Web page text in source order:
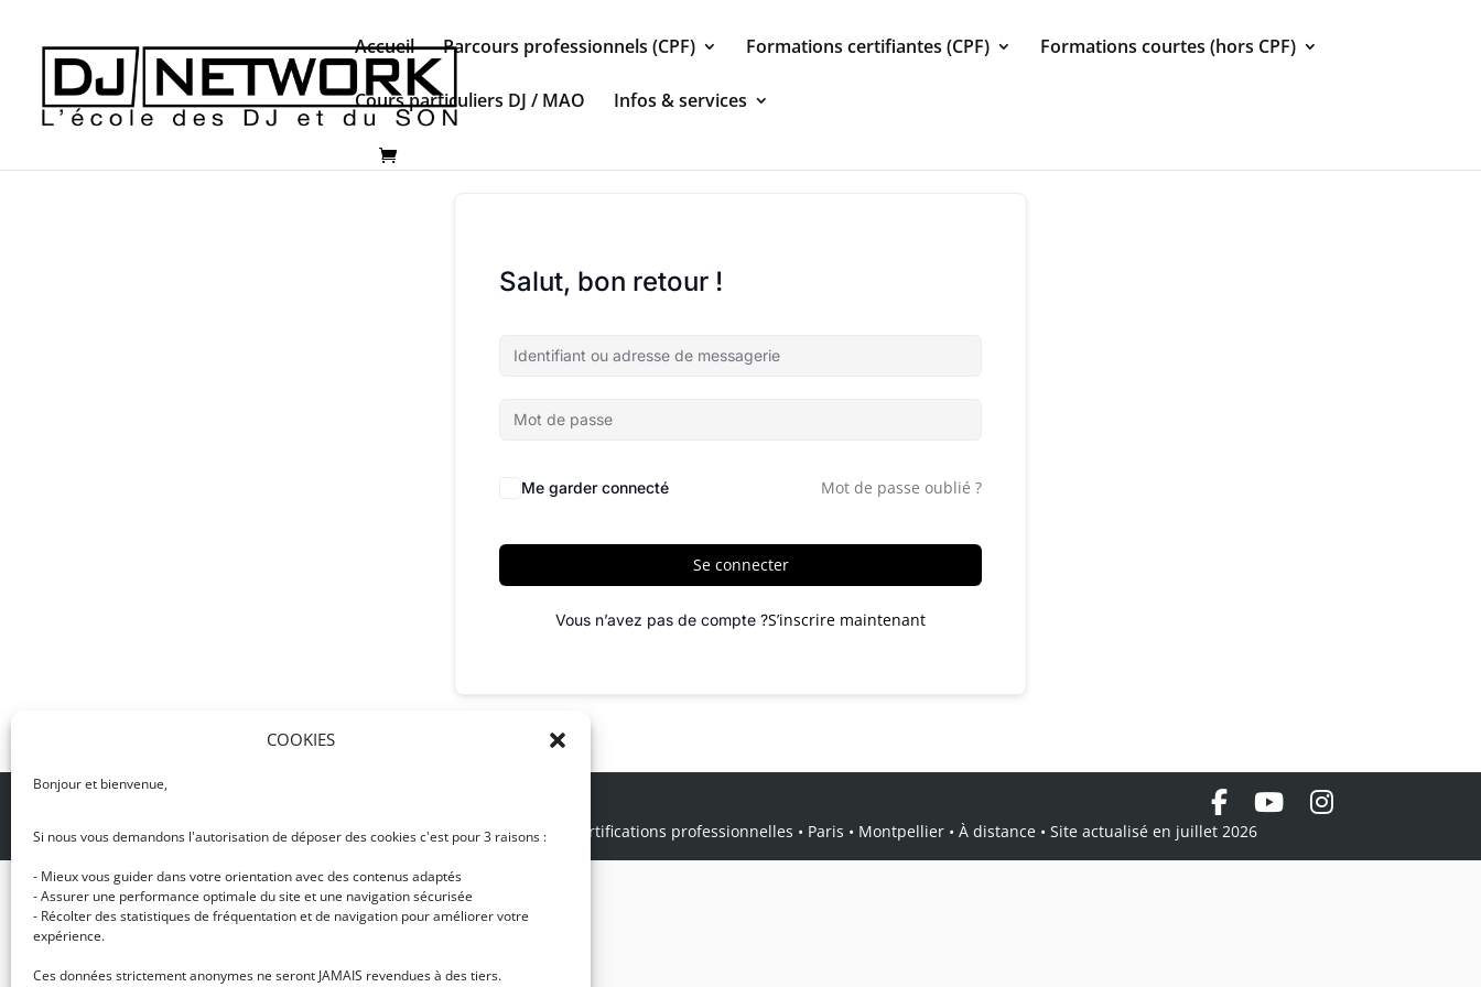
COOKIES
Bonjour et bienvenue,
Si nous vous demandons l'autorisation de déposer des cookies c'est pour 3 raisons :
- Mieux vous guider dans votre orientation avec des contenus adaptés
- Assurer une performance optimale du site et une navigation sécurisée
- Récolter des statistiques de fréquentation et de navigation pour améliorer votre
expérience.
Ces données strictement anonymes ne seront JAMAIS revendues à des tiers.
Accueil Parcours professionnels (CPF) Formations certifiantes (CPF) Formations courtes (hors CPF)
Cours particuliers DJ / MAO Infos & services
Salut, bon retour !
Me garder connecté Mot de passe oublié ?
Se connecter
Vous n’avez pas de compte ?S’inscrire maintenant
© DJ NETWORK • École de DJ et de production musicale • Certifications professionnelles • Paris • Montpellier • À distance • Site actualisé en juillet 2026